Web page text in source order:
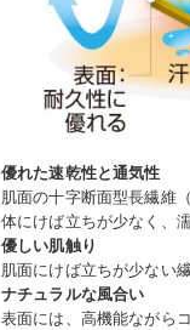
優れた速乾性と通気性
肌面の十字断面型長繊維
体にけば立ちが少なく、
優しい肌触り
肌面にけば立ちが少ない
ナチュラルな風合い
表面には、高機能ながら